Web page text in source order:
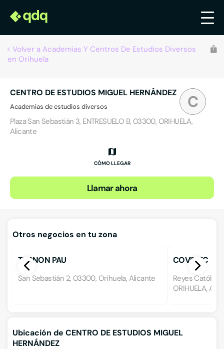
Volver a Academias Y Centros De Estudios Diversos
en Orihuela
C
CENTRO DE ESTUDIOS MIGUEL HERNÁNDEZ
Academias de estudios diversos
Plaza San Sebastián 3, ENTRESUELO B, 03300, ORIHUELA,
Alicante
CÓMO LLEGAR
Llamar ahora
Otros negocios en tu zona
TECNON PAU
San Sebastián 2, 03300, Orihuela, Alicante
COVIMEC
Reyes
ORIHUELA,
Ubicación de CENTRO DE ESTUDIOS MIGUEL
HERNÁNDEZ